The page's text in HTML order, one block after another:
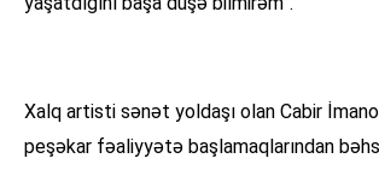
Xalq artisti sənət yoldaşı olan Cabir
peşəkar fəaliyyətə başlamaqlarından